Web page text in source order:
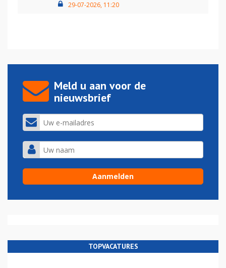
29-07-2026, 11:20
Meld u aan voor de
nieuwsbrief
TOPVACATURES